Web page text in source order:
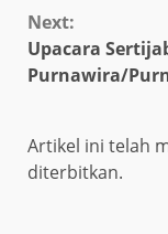
Next:
Upacara
Purnawira/
Artikel ini telah
diterbitkan.